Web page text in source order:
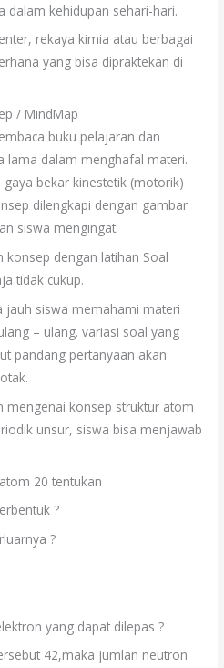
dalam kehidupan sehari-hari.
rekaya kimia atau berbagai
yang bisa dipraktekan di
/ MindMap
buku pelajaran dan
lama dalam menghafal materi.
bekar kinestetik (motorik)
dilengkapi dengan gambar
siswa mengingat.
konsep dengan latihan Soal
tidak cukup.
jauh siswa memahami materi
– ulang. variasi soal yang
pandang pertanyaan akan
mengenai konsep struktur atom
unsur, siswa bisa menjawab
20 tentukan
?
?
yang dapat dilepas ?
42,maka jumlan neutron